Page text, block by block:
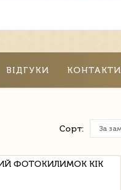
ВІДГУКИ КОНТАКТИ
Сорт:
ФОТОКИЛИМОК KIK